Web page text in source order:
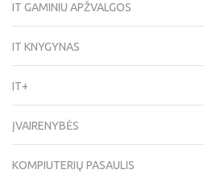
IT GAMINIU APŽVALGOS
IT KNYGYNAS
IT+
ĮVAIRENYBĖS
KOMPIUTERIŲ PASAULIS